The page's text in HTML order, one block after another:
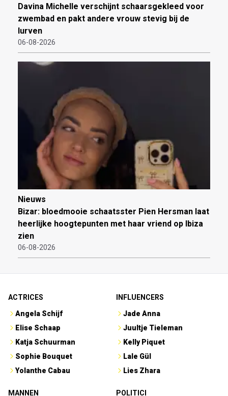
Davina Michelle verschijnt schaarsgekleed voor
zwembad en pakt andere vrouw stevig bij de
lurven
06-08-2026
Nieuws
Bizar: bloedmooie schaatsster Pien Hersman laat
heerlijke hoogtepunten met haar vriend op Ibiza
zien
06-08-2026
ACTRICES
Angela Schijf
Elise Schaap
Katja Schuurman
Sophie Bouquet
Yolanthe Cabau
INFLUENCERS
Jade Anna
Juultje Tieleman
Kelly Piquet
Lale Gül
Lies Zhara
MANNEN
POLITICI